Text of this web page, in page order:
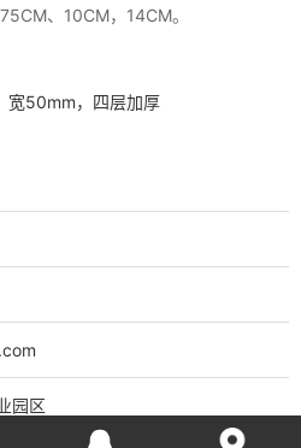
、10CM，14CM。
宽50mm，四层加厚
园区